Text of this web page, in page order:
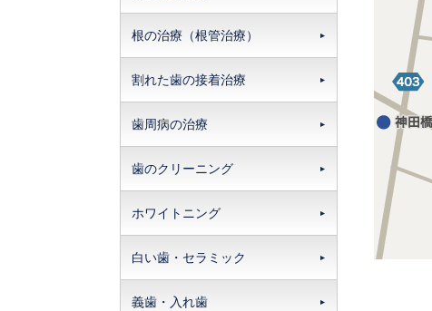
根の治療（根管治療）
割れた歯の接着治療
歯周病の治療
歯のクリーニング
ホワイトニング
白い歯・セラミック
義歯・入れ歯